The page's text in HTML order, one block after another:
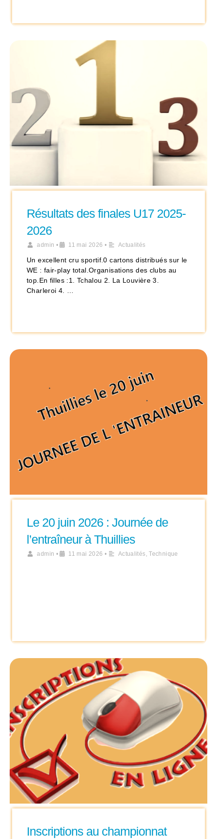
Résultats des finales U17 2025-
2026
admin • 11 mai 2026 • Actualités
Un excellent cru sportif.0 cartons distribués sur le
WE : fair-play total.Organisations des clubs au
top.En filles :1. Tchalou 2. La Louvière 3.
Charleroi 4. …
Le 20 juin 2026 : Journée de
l’entraîneur à Thuillies
admin • 11 mai 2026 • Actualités,Technique
Inscriptions au championnat